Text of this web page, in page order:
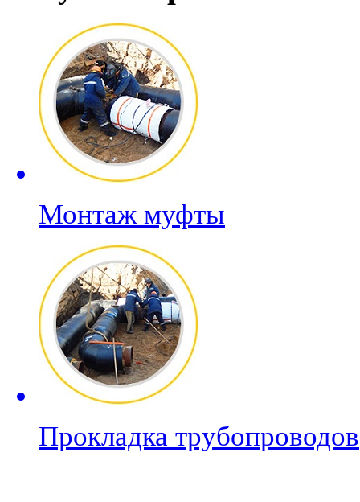
Монтаж муфты
Прокладка трубопроводов